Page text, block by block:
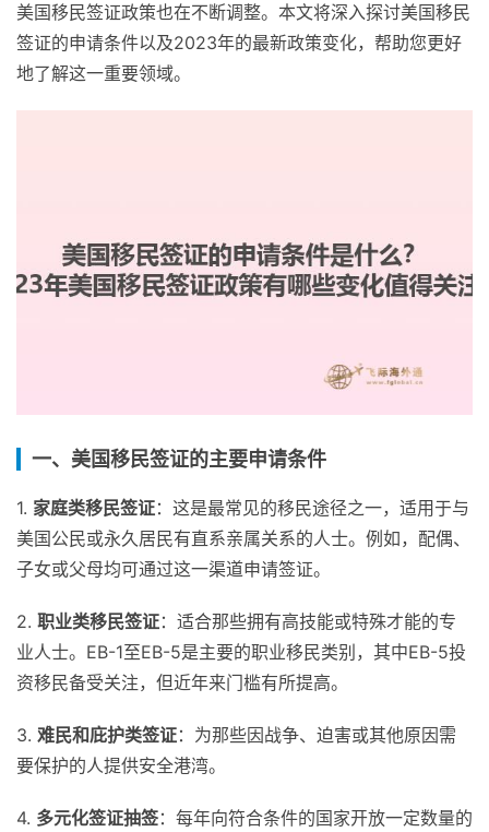
美国移民签证政策也在不断调整。本文将深入探讨美国移民
签证的申请条件以及2023年的最新政策变化，帮助您更好
地了解这一重要领域。
一、美国移民签证的主要申请条件
1. 家庭类移民签证：这是最常见的移民途径之一，适用于与
美国公民或永久居民有直系亲属关系的人士。例如，配偶、
子女或父母均可通过这一渠道申请签证。
2. 职业类移民签证：适合那些拥有高技能或特殊才能的专
业人士。EB-1至EB-5是主要的职业移民类别，其中EB-5投
资移民备受关注，但近年来门槛有所提高。
3. 难民和庇护类签证：为那些因战争、迫害或其他原因需
要保护的人提供安全港湾。
4. 多元化签证抽签：每年向符合条件的国家开放一定数量的